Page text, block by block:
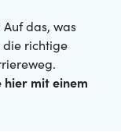
Auf das, was
die richtige
hier mit einem